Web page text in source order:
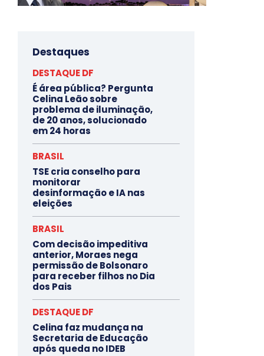
Destaques
DESTAQUE DF
É área pública? Pergunta
Celina Leão sobre
problema de iluminação,
de 20 anos, solucionado
em 24 horas
BRASIL
TSE cria conselho para
monitorar
desinformação e IA nas
eleições
BRASIL
Com decisão impeditiva
anterior, Moraes nega
permissão de Bolsonaro
para receber filhos no Dia
dos Pais
DESTAQUE DF
Celina faz mudança na
Secretaria de Educação
após queda no IDEB